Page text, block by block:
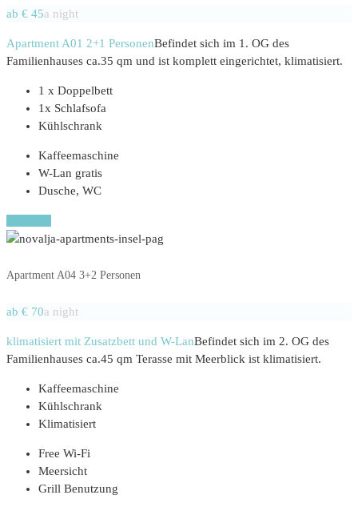
ab € 45a night
Apartment A01 2+1 PersonenBefindet sich im 1. OG des
Familienhauses ca.35 qm und ist komplett eingerichtet, klimatisiert.
1 x Doppelbett
1x Schlafsofa
Kühlschrank
Kaffeemaschine
W-Lan gratis
Dusche, WC
Apartment A04 3+2 Personen
ab € 70a night
klimatisiert mit Zusatzbett und W-LanBefindet sich im 2. OG des
Familienhauses ca.45 qm Terasse mit Meerblick ist klimatisiert.
Kaffeemaschine
Kühlschrank
Klimatisiert
Free Wi-Fi
Meersicht
Grill Benutzung